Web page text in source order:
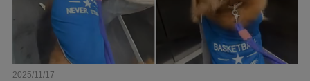
2025/11/17